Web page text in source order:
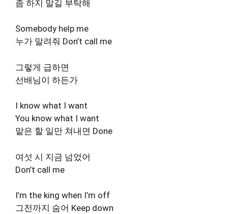
좀 하지 말길 부탁해
Somebody help me
누가 말려줘 Don’t call me
그렇게 급하면
선배님이 하든가
I know what I want
You know what I want
맡은 할 일만 쳐내면 Done
여섯 시 지금 넘었어
Don’t call me
I’m the king when I’m off
그전까지 숨어 Keep down